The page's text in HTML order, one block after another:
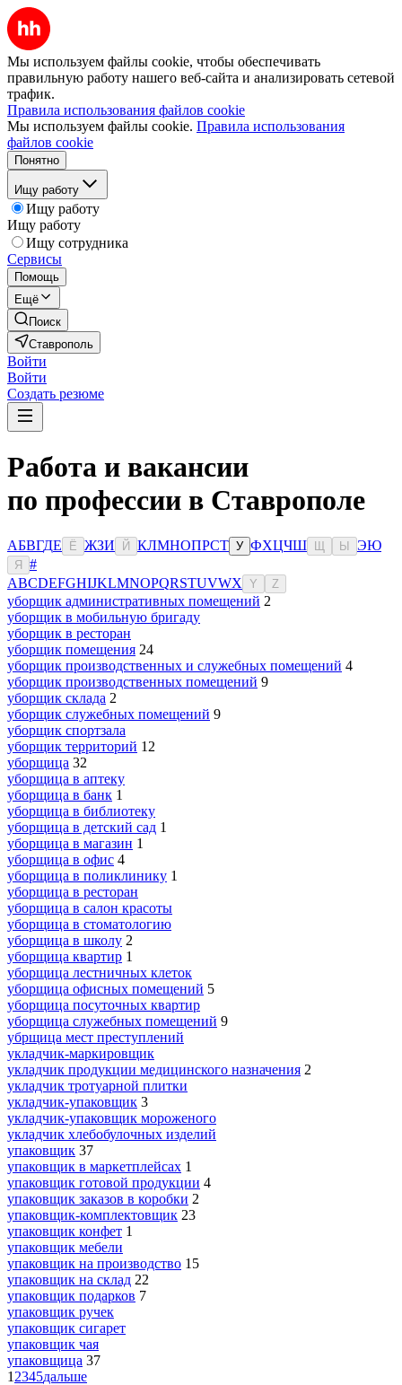
Мы используем файлы cookie, чтобы обеспечивать
правильную работу нашего веб-сайта и анализировать сетевой
трафик.
Правила использования файлов cookie
Мы используем файлы cookie. Правила использования
файлов cookie
Понятно
Ищу работу
Ищу работу
Ищу работу
Ищу сотрудника
Сервисы
Помощь
Ещё
Поиск
Ставрополь
Войти
Войти
Создать резюме
Работа и вакансии
по профессии в Ставрополе
АБВГДЕ Ё ЖЗИ Й КЛМНОПРСТ У ФХЦЧШ Ы ЭЮ
Я
#
ABCDEFGHIJKLMNOPQRSTUVWX Y Z
уборщик административных помещений 2
уборщик в мобильную бригаду
уборщик в ресторан
уборщик помещения 24
уборщик производственных и служебных помещений 4
уборщик производственных помещений 9
уборщик склада 2
уборщик служебных помещений 9
уборщик спортзала
уборщик территорий 12
уборщица 32
уборщица в аптеку
уборщица в банк 1
уборщица в библиотеку
уборщица в детский сад 1
уборщица в магазин 1
уборщица в офис 4
уборщица в поликлинику 1
уборщица в ресторан
уборщица в салон красоты
уборщица в стоматологию
уборщица в школу 2
уборщица квартир 1
уборщица лестничных клеток
уборщица офисных помещений 5
уборщица посуточных квартир
уборщица служебных помещений 9
убрщица мест преступлений
укладчик-маркировщик
укладчик продукции медицинского назначения 2
укладчик тротуарной плитки
укладчик-упаковщик 3
укладчик-упаковщик мороженого
укладчик хлебобулочных изделий
упаковщик 37
упаковщик в маркетплейсах 1
упаковщик готовой продукции 4
упаковщик заказов в коробки 2
упаковщик-комплектовщик 23
упаковщик конфет 1
упаковщик мебели
упаковщик на производство 15
упаковщик на склад 22
упаковщик подарков 7
упаковщик ручек
упаковщик сигарет
упаковщик чая
упаковщица 37
1 2345дальше